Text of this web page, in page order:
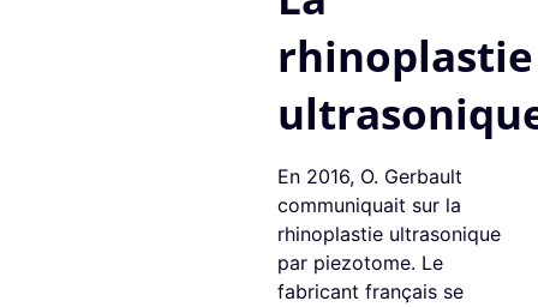
rhinoplastie
En 2016, O. Gerbault
communiquait sur la
rhinoplastie ultrasonique
par piezotome. Le
fabricant français se